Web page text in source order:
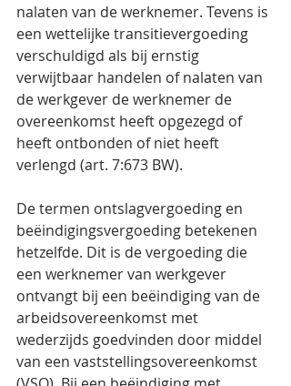
nalaten van de werknemer. Tevens is
een wettelijke transitievergoeding
verschuldigd als bij ernstig
verwijtbaar handelen of nalaten van
de werkgever de werknemer de
overeenkomst heeft opgezegd of
heeft ontbonden of niet heeft
verlengd (art. 7:673 BW).
De termen ontslagvergoeding en
beëindigingsvergoeding betekenen
hetzelfde. Dit is de vergoeding die
een werknemer van werkgever
ontvangt bij een beëindiging van de
arbeidsovereenkomst met
wederzijds goedvinden door middel
van een vaststellingsovereenkomst